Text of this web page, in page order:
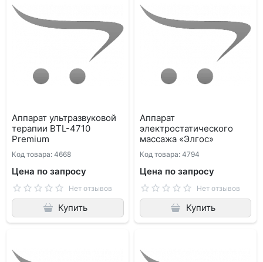
Аппарат ультразвуковой
терапии BTL-4710
Premium
Код товара: 4668
Цена по запросу
Нет отзывов
Купить
Аппарат
электростатического
массажа «Элгос»
Код товара: 4794
Цена по запросу
Нет отзывов
Купить